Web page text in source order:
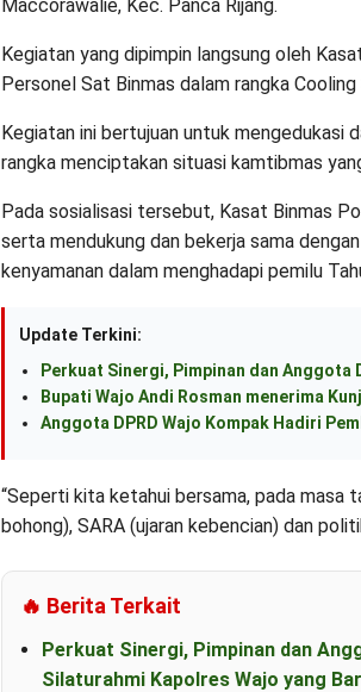
Maccorawalie, Kec. Panca Rijang.
Kegiatan yang dipimpin langsung oleh
Personel Sat Binmas dalam rangka
Kegiatan ini bertujuan untuk mengedukasi
rangka menciptakan situasi kamtibmas
Pada sosialisasi tersebut, Kasat Binmas
serta mendukung dan bekerja sama
kenyamanan dalam menghadapi pemilu
Update Terkini:
Perkuat Sinergi, Pimpinan dan Anggota
Bupati Wajo Andi Rosman menerima
Anggota DPRD Wajo Kompak Hadiri
“Seperti kita ketahui bersama, pada masa
bohong), SARA (ujaran kebencian) dan
🔥 Berita Terkait
Perkuat Sinergi, Pimpinan dan
Silaturahmi Kapolres Wajo yang